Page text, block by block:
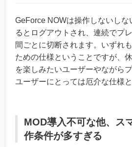
GeForce NOWは操作しないしな
るとログアウトされ、連続でプ
間ごとに切断されます。いずれ
ための仕様ということですが、
を楽しみたいユーザーやながら
ユーザーにとっては厄介な仕様と
MOD導入不可な他、ス
作条件が多すぎる